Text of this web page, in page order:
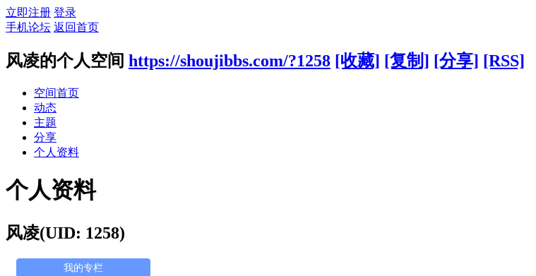
立即注册 登录
手机论坛 返回首页
风凌的个人空间 https://shoujibbs.com/?1258 [收藏] [复制] [分享] [RSS]
空间首页
动态
主题
分享
个人资料
个人资料
风凌(UID: 1258)
我的专栏